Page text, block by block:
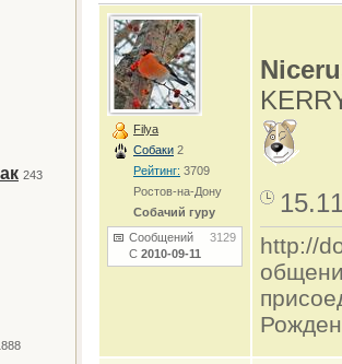
243
Filya
Собаки 2
Рейтинг: 3709
Ростов-на-Дону
Собачий гуру
Сообщений 3129
С 2010-09-11
http://